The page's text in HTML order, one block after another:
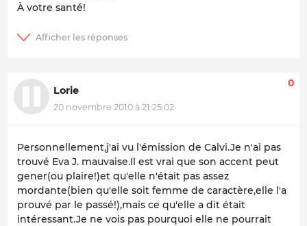
À votre santé!
Lorie
20 novembre 2010 à 21:25:02
0
Personnellement,j'ai vu l'émission de Calvi.Je n'ai pas
trouvé Eva J. mauvaise.Il est vrai que son accent peut
gener(ou plaire!)et qu'elle n'était pas assez
mordante(bien qu'elle soit femme de caractère,elle l'a
prouvé par le passé!),mais ce qu'elle a dit était
intéressant.Je ne vois pas pourquoi elle ne pourrait